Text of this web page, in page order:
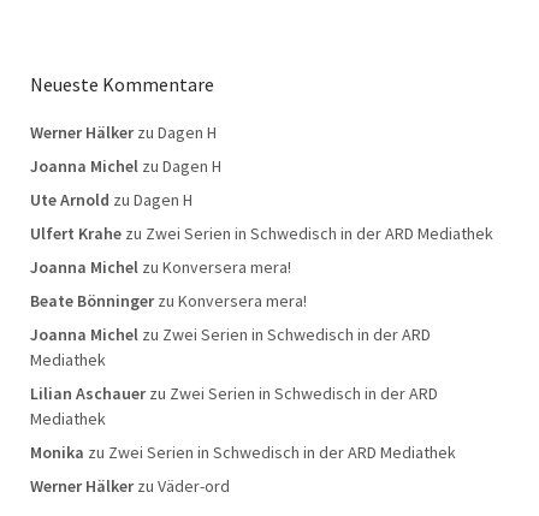
Neueste Kommentare
Werner Hälkerzu Dagen H
Joanna Michel zu Dagen H
Ute Arnold zu Dagen H
Ulfert Krahe zu Zwei Serien in Schwedisch in der ARD Mediathek
Joanna Michel zu Konversera mera!
Beate Bönningerzu Konversera mera!
Joanna Michel zu Zwei Serien in Schwedisch in der ARD
Mediathek
Lilian Aschauerzu Zwei Serien in Schwedisch in der ARD
Mediathek
Monika zu Zwei Serien in Schwedisch in der ARD Mediathek
Werner Hälkerzu Väder-ord